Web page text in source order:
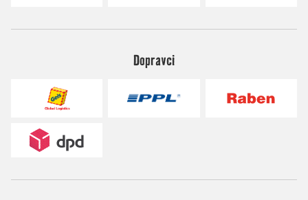
Dopravci